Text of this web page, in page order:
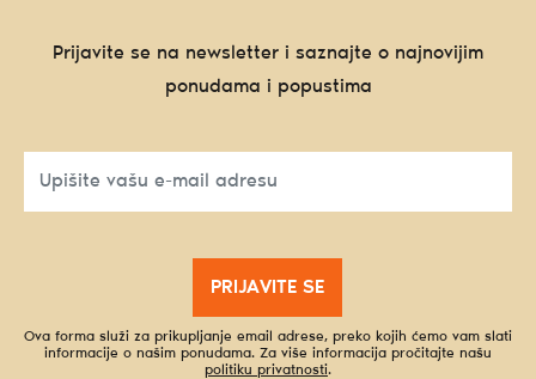
Prijavite se na newsletter i saznajte o najnovijim
ponudama i popustima
PRIJAVITE SE
Ova forma služi za prikupljanje email adrese, preko kojih ćemo vam slati
informacije o našim ponudama. Za više informacija pročitajte našu
politiku privatnosti.